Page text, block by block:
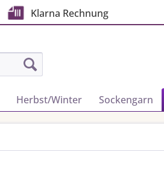
Klarna Rechnung
Herbst/Winter Sockengarn